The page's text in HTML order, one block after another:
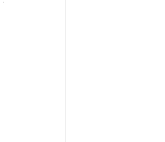
sekä
osan
kansan